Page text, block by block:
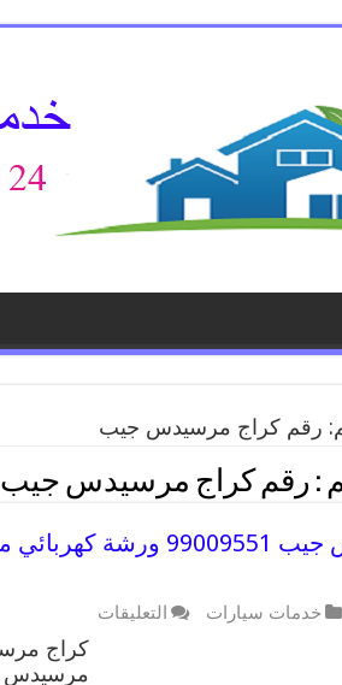
رقم كراج مرسيدس جيب
: رقم كراج مرسيدس جيب
كراج مرسيدس جيب
خدمات سيارات التعليقات
مرسيدس
جيب
كراج
مرسيدس